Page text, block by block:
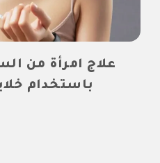
علاج امرأة من
باستخدام